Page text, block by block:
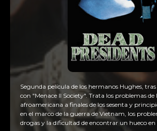
Segunda película de los hermanos Hughes,
con "Menace II Society". Trata los problemas
afroamericana a finales de los sesenta y
en el marco de la guerra de Vietnam, los
drogas y la dificultad de encontrar un hueco en